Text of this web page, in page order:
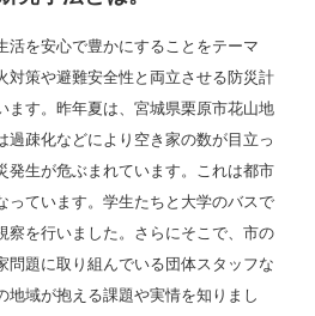
活を安心で豊かにすることをテーマ
対策や避難安全性と両立させる防災計
ます。昨年夏は、宮城県栗原市花山地
過疎化などにより空き家の数が目立っ
発生が危ぶまれています。これは都市
っています。学生たちと大学のバスで
察を行いました。さらにそこで、市の
問題に取り組んでいる団体スタッフな
地域が抱える課題や実情を知りまし